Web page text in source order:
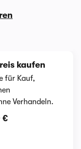
kaufen
für Kauf,
Verhandeln.
€